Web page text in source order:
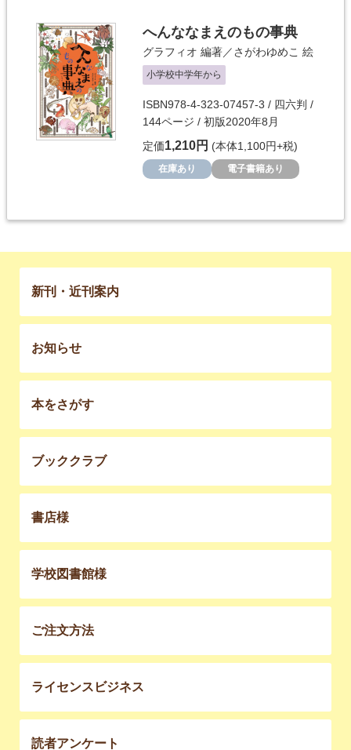
へんななまえのもの事典
グラフィオ 編著／さがわゆめこ 絵
小学校中学年から
ISBN978-4-323-07457-3 / 四六判 /
144ページ / 初版2020年8月
定価1,210円 (本体1,100円+税)
在庫あり 電子書籍あり
新刊・近刊案内
お知らせ
本をさがす
ブッククラブ
書店様
学校図書館様
ご注文方法
ライセンスビジネス
読者アンケート